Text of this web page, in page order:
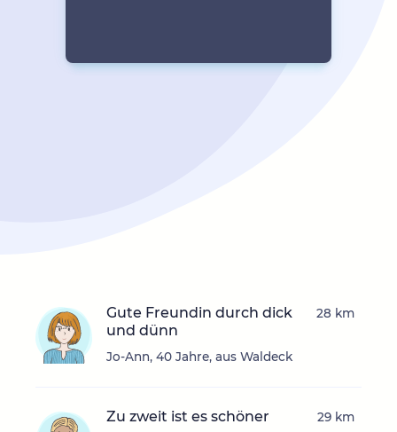
Gute Freundin durch dick
und dünn
Jo-Ann, 40 Jahre, aus Waldeck
28 km
Zu zweit ist es schöner 29 km